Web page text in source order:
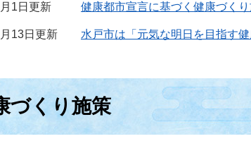
1日更新 健康都市宣言に基づく健康づく
13日更新 水戸市は「元気な明日を目指す
づくり施策